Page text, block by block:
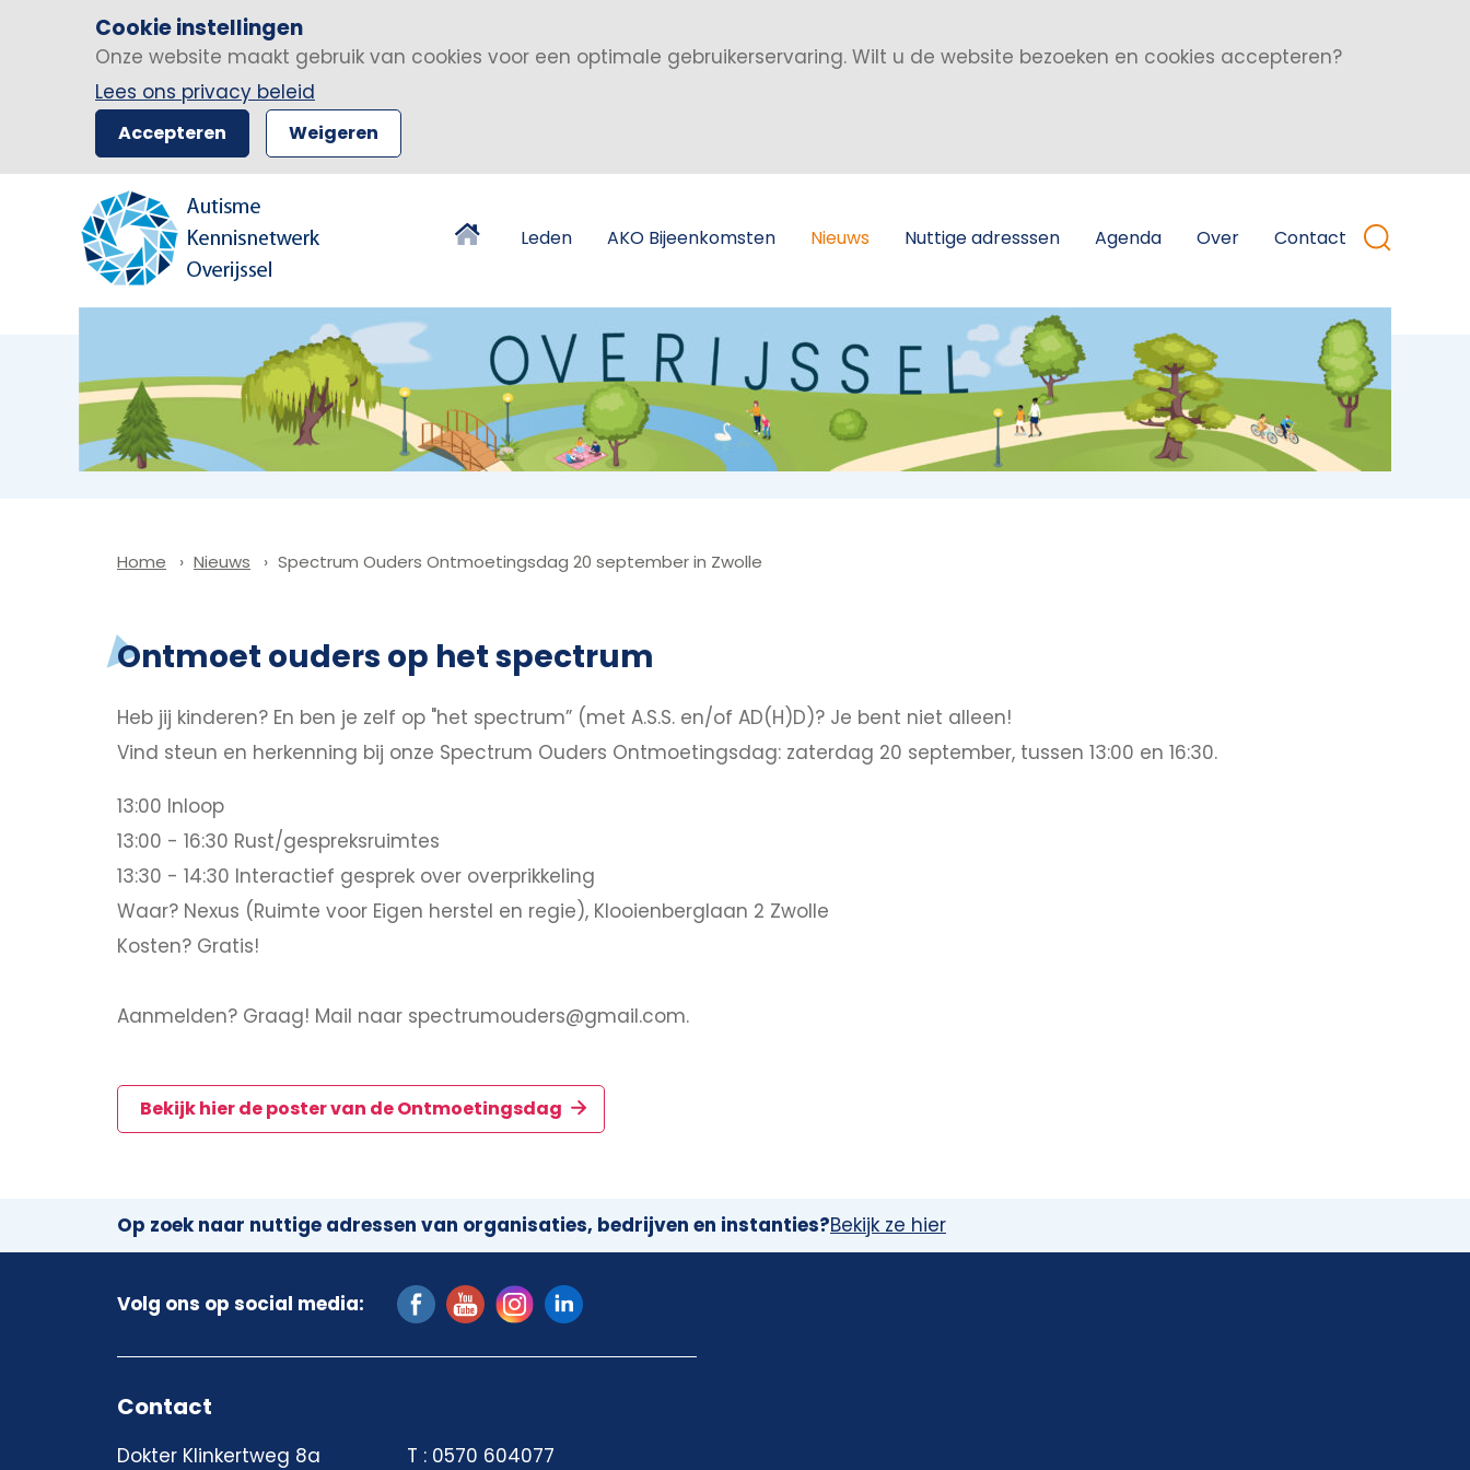
Cookie instellingen
Onze website maakt gebruik van cookies voor een optimale gebruikerservaring. Wilt u de website bezoeken en cookies accepteren?
Lees ons privacy beleid
Accepteren Weigeren
Leden AKO Bijeenkomsten Nieuws Nuttige adresssen Agenda Over Contact
Home Nieuws Spectrum Ouders Ontmoetingsdag 20 september in Zwolle
Ontmoet ouders op het spectrum
Heb jij kinderen? En ben je zelf op "het spectrum” (met A.S.S. en/of AD(H)D)? Je bent niet alleen!
Vind steun en herkenning bij onze Spectrum Ouders Ontmoetingsdag: zaterdag 20 september, tussen 13:00 en 16:30.
13:00 Inloop
13:00 - 16:30 Rust/gespreksruimtes
13:30 - 14:30 Interactief gesprek over overprikkeling
Waar? Nexus (Ruimte voor Eigen herstel en regie), Klooienberglaan 2 Zwolle
Kosten? Gratis!
Aanmelden? Graag! Mail naar spectrumouders@gmail.com.
Bekijk hier de poster van de Ontmoetingsdag
Op zoek naar nuttige adressen van organisaties, bedrijven en instanties?Bekijk ze hier
Volg ons op social media:
Contact
Dokter Klinkertweg 8a T : 0570 604077